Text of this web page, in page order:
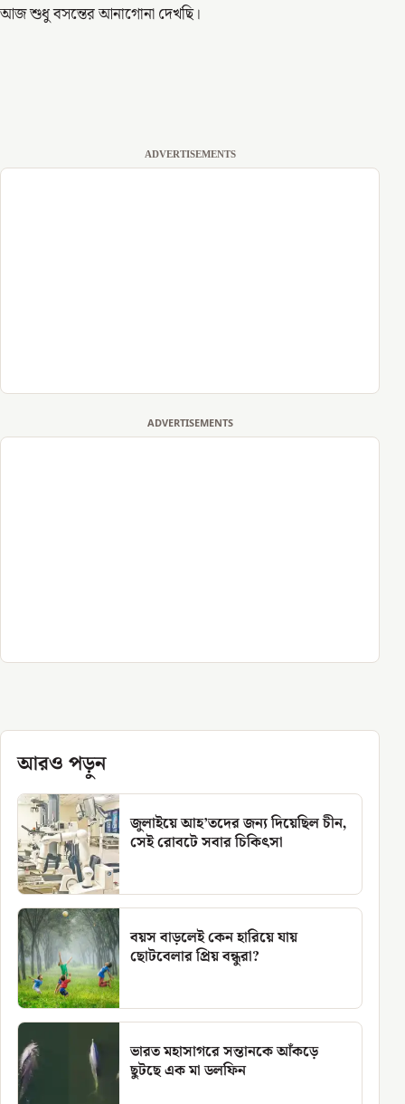
আজ শুধু বসন্তের আনাগোনা দেখছি।
ADVERTISEMENTS
ADVERTISEMENTS
আরও পড়ুন
জুলাইয়ে আহ’তদের জন্য দিয়েছিল চীন,
সেই রোবটে সবার চিকিৎসা
বয়স বাড়লেই কেন হারিয়ে যায়
ছোটবেলার প্রিয় বন্ধুরা?
ভারত মহাসাগরে সন্তানকে আঁকড়ে
ছুটছে এক মা ডলফিন